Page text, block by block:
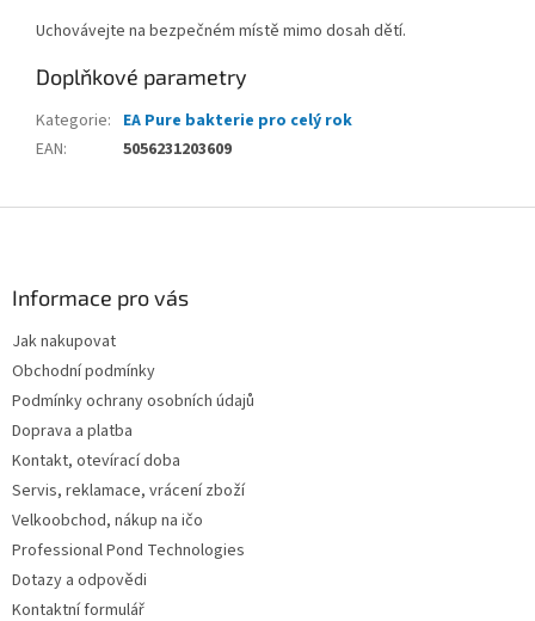
Uchovávejte na bezpečném místě mimo dosah dětí.
Doplňkové parametry
Kategorie: EA Pure bakterie pro celý rok
EAN: 5056231203609
Informace pro vás
Jak nakupovat
Obchodní podmínky
Podmínky ochrany osobních údajů
Doprava a platba
Kontakt, otevírací doba
Servis, reklamace, vrácení zboží
Velkoobchod, nákup na ičo
Professional Pond Technologies
Dotazy a odpovědi
Kontaktní formulář